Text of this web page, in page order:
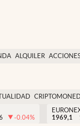
ALQUILER
USA
-0.04%
1969,1